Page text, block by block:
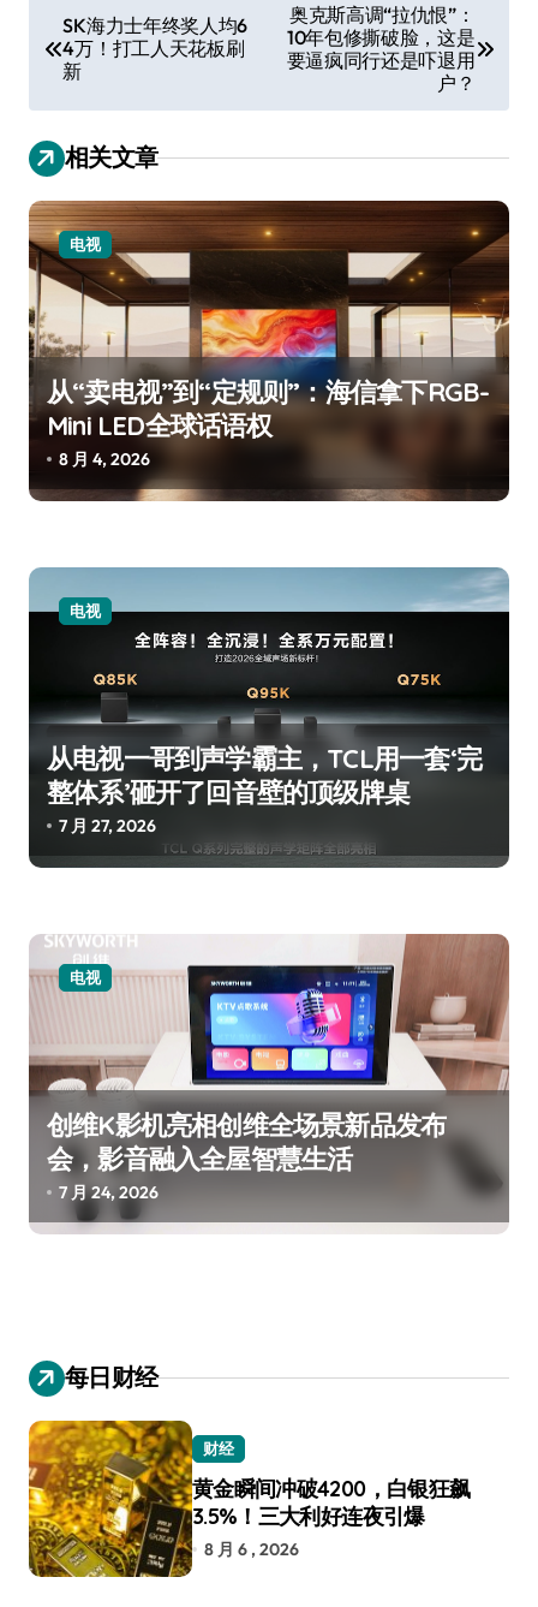
章
SK海力士年终奖人均6
4万！打工人天花板刷
新
奥克斯高调“拉仇恨”：
10年包修撕破脸，这是
要逼疯同行还是吓退用
户？
相关文章
电视
从“卖电视”到“定规则”：海信拿下RGB-
Mini LED全球话语权
8 月 4, 2026
电视
从电视一哥到声学霸主，TCL用一套‘完
整体系’砸开了回音壁的顶级牌桌
7 月 27, 2026
电视
创维K影机亮相创维全场景新品发布
会，影音融入全屋智慧生活
7 月 24, 2026
每日财经
财经
黄金瞬间冲破4200，白银狂飙
3.5%！三大利好连夜引爆
8 月 6 , 2026